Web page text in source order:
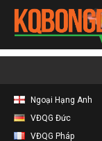
Ngoại Hạng Anh
VĐQG Đức
VĐQG Pháp